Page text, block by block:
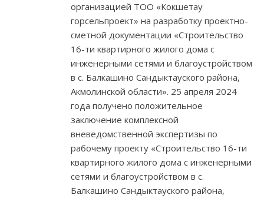
организацией ТОО «Кокшетау
горсельпроект» на разработку проектно-
сметной документации «Строительство
16-ти квартирного жилого дома с
инженерными сетями и благоустройством
в с. Балкашино Сандыктауского района,
Акмолинской области». 25 апреля 2024
года получено положительное
заключение комплексной
вневедомственной экспертизы по
рабочему проекту «Строительство 16-ти
квартирного жилого дома с инженерными
сетями и благоустройством в с.
Балкашино Сандыктауского района,